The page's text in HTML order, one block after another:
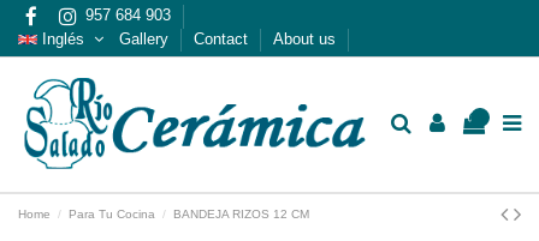
957 684 903
Inglés
Gallery Contact About us
Home Para Tu Cocina BANDEJA RIZOS 12 CM